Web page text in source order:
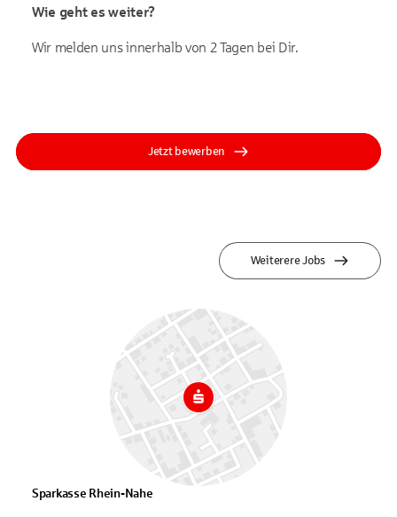
Wie geht es weiter?
Wir melden uns innerhalb von 2 Tagen bei Dir.
Jetzt bewerben
Weiterere Jobs
Sparkasse Rhein-Nahe